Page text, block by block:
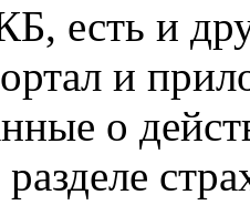
есть и
и
о